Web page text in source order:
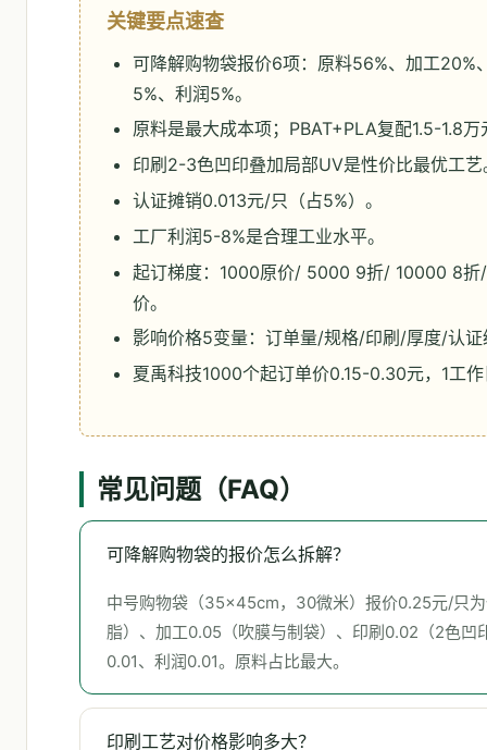
关键要点速查
可降解购物袋报价6项：原料56%、加工20%
5%、利润5%。
原料是最大成本项；PBAT+PLA复配1.5-1.8
印刷2-3色凹印叠加局部UV是性价比最优工艺
认证摊销0.013元/只（占5%）。
工厂利润5-8%是合理工业水平。
起订梯度：1000原价/ 5000 9折/ 10000 8
价。
影响价格5变量：订单量/规格/印刷/厚度/认证
夏禹科技1000个起订单价0.15-0.30元，1工
常见问题（FAQ）
可降解购物袋的报价怎么拆解？
中号购物袋（35×45cm，30微米）报价0.25元/只
脂）、加工0.05（吹膜与制袋）、印刷0.02（2色凹
0.01、利润0.01。原料占比最大。
印刷工艺对价格影响多大？